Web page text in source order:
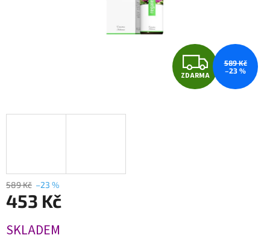
Z
D
ZDARMA
589 Kč
–23 %
589 Kč –23 %
453 Kč
cena:
SKLADEM